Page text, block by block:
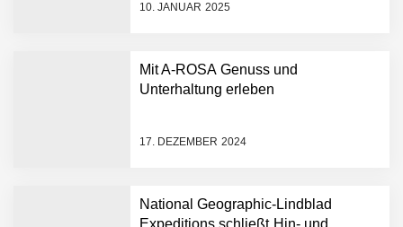
10. JANUAR 2025
Mit A-ROSA Genuss und
Unterhaltung erleben
17. DEZEMBER 2024
National Geographic-Lindblad
Expeditions schließt Hin- und